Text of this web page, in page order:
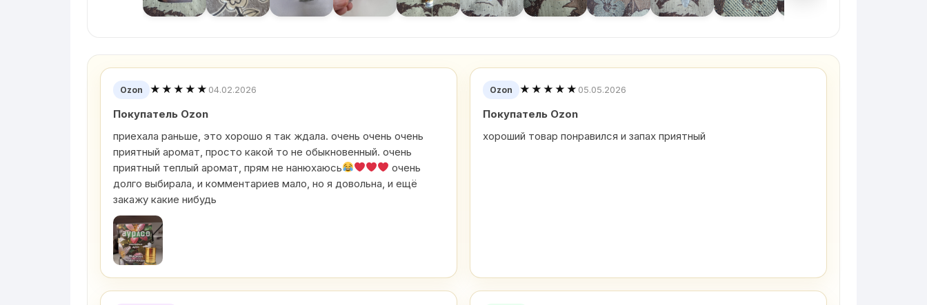
Ozon ★★★★★ 04.02.2026
Покупатель Ozon
приехала раньше, это хорошо я так ждала. очень очень очень
приятный аромат, просто какой то не обыкновенный. очень
приятный теплый аромат, прям не нанюхаюсь
очень
долго выбирала, и комментариев мало, но я довольна, и ещё
закажу какие нибудь
Ozon ★★★★★ 05.05.2026
Покупатель Ozon
хороший товар понравился и запах приятный